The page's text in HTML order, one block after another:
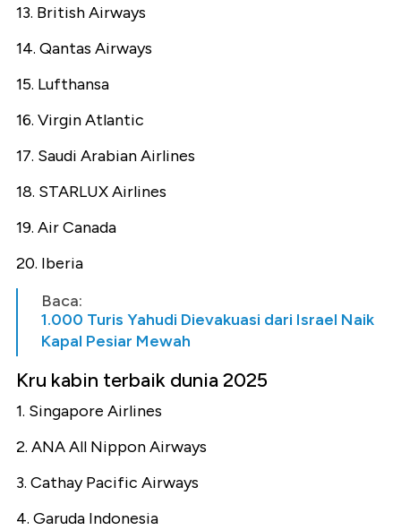
13. British Airways
14. Qantas Airways
15. Lufthansa
16. Virgin Atlantic
17. Saudi Arabian Airlines
18. STARLUX Airlines
19. Air Canada
20. Iberia
Baca:
1.000 Turis Yahudi Dievakuasi dari Israel Naik
Kapal Pesiar Mewah
Kru kabin terbaik dunia 2025
1. Singapore Airlines
2. ANA All Nippon Airways
3. Cathay Pacific Airways
4. Garuda Indonesia